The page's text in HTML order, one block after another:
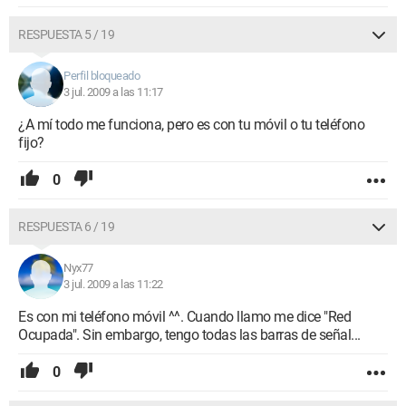
RESPUESTA 5 / 19
Perfil bloqueado
3 jul. 2009 a las 11:17
¿A mí todo me funciona, pero es con tu móvil o tu teléfono
fijo?
0
RESPUESTA 6 / 19
Nyx77
3 jul. 2009 a las 11:22
Es con mi teléfono móvil ^^. Cuando llamo me dice "Red
Ocupada". Sin embargo, tengo todas las barras de señal...
0